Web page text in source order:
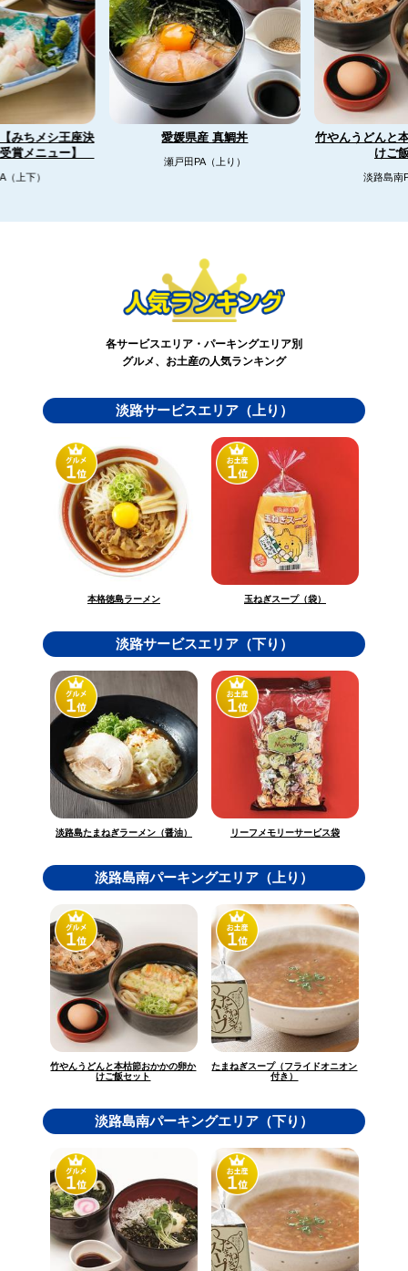
みちメシ王座決
賞メニュー】
（上下）
愛媛県産 真鯛丼
瀬戸田PA（上り）
竹やんうどんと
けご
淡路島南
各サービスエリア・パーキングエリア別
グルメ、お土産の人気ランキング
淡路サービスエリア（上り）
本格徳島ラーメン 玉ねぎスープ（袋）
淡路サービスエリア（下り）
淡路島たまねぎラーメン（醤油） リーフメモリーサービス袋
淡路島南パーキングエリア（上り）
竹やんうどんと本枯節おかかの卵か
けご飯セット
たまねぎスープ（フライドオニオン
付き）
淡路島南パーキングエリア（下り）